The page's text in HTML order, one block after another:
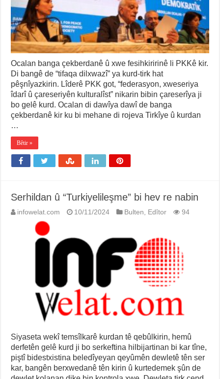
Ocalan banga çekberdanê û xwe fesihkiririnê li PKKê kir.
Di bangê de “tifaqa dilxwazî” ya kurd-tirk hat
pêşnîyazkirin. Lîderê PKK got, “federasyon, xweseriya
îdarî û çareseriyên kulturalîst” nikarin bibin çareserîya ji
bo gelê kurd. Ocalan di dawîya dawî de banga
çekberdanê kir ku bi mehane di rojeva Tirkîye û kurdan
…
Bêtir »
Serhildan û “Turkiyelileşme” bi hev re nabin
infowelat.com 10/11/2024 Bulten, Edîtor 94
Siyaseta wekî temsîlkarê kurdan tê qebûlkirin, hemû
derfetên gelê kurd ji bo serkeftina hilbijartinan bi kar tîne,
piştî bidestxistina beledîyeyan qeyûmên dewletê tên ser
kar, bangên berxwedanê tên kirin û kurtedemek şûn de